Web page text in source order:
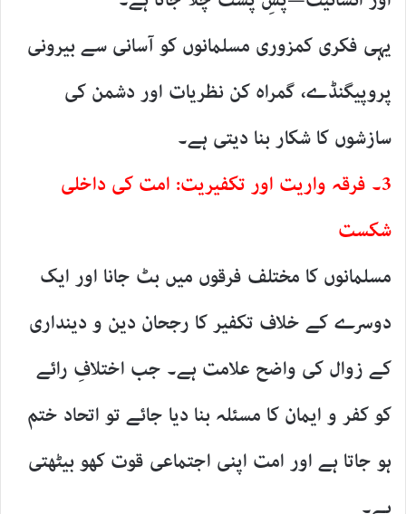
یہی فکری کمزوری مسلمانوں کو آسانی سے بیرونی
پروپیگنڈے، گمراہ کن نظریات اور دشمن کی
سازشوں کا شکار بنا دیتی ہے۔
3۔ فرقہ واریت اور تکفیریت: امت کی داخلی
شکست
مسلمانوں کا مختلف فرقوں میں بٹ جانا اور ایک
دوسرے کے خلاف تکفیر کا رجحان دین و دینداری
کے زوال کی واضح علامت ہے۔ جب اختلافِ رائے
کو کفر و ایمان کا مسئلہ بنا دیا جائے تو اتحاد ختم
ہو جاتا ہے اور امت اپنی اجتماعی قوت کھو بیٹھتی
ہے۔